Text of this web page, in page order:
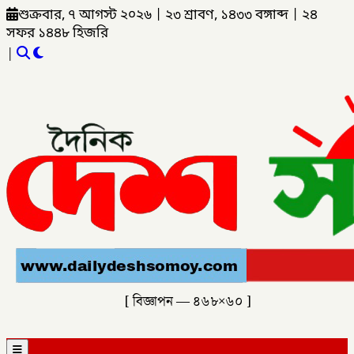
শুক্রবার, ৭ আগস্ট ২০২৬ ২৩ শ্রাবণ, ১৪৩৩ বঙ্গাব্দ
২৪
সফর ১৪৪৮ হিজরি
|
[ বিজ্ঞাপন — ৪৬৮×৬০ ]